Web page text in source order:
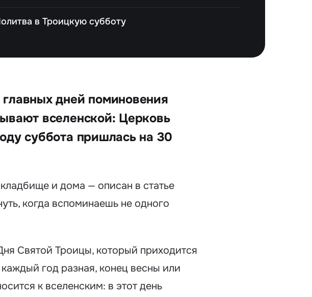
в Троицкую субботу
дней поминовения
вселенской: Церковь
суббота пришлась на 30
и дома — описан в статье
когда вспоминаешь не одного
Святой Троицы, который приходится
год разная, конец весны или
к вселенским: в этот день